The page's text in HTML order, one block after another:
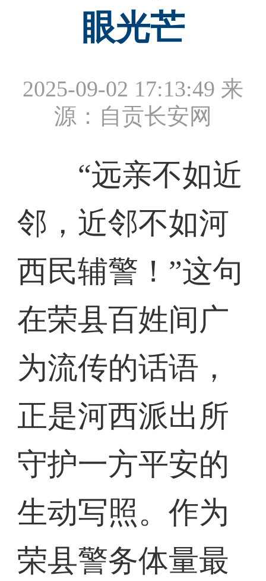
眼光芒
2025-09-02 17:13:49 来
源：自贡长安网
“远亲不如近
邻，近邻不如河
西民辅警！”这句
在荣县百姓间广
为流传的话语，
正是河西派出所
守护一方平安的
生动写照。作为
荣县警务体量最